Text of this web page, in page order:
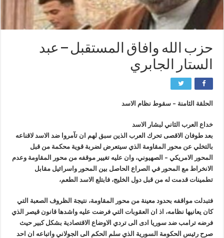
حزب الله وافاق المستقبل – عبد
الستار الجابري
الحلقة الثامنة – سقوط نظام الاسد
خداع العرب الثاني لبشار الاسد
بعد طوفان الاقصى تحرك العرب الذين سبق لهم ان تآمروا ضد الاسد لاقناعه
بالتخلي عن محور المقاومة الذي سيتعرض لضربة قوية محكمة من قبل
المحور الامريكي – الصهيوني، وان عليه تغيير موقفه من محور المقاومة وعدم
الانخراط مع المحور في الصراع الحاصل بين المحور واسرائيل مقابل
تطمينات قدمت له من قبل دول الخليج، فابتلع الاسد الطعم،
فتبدلت مواقفه بحدود معينة من محور المقاومة، نتيجة الظروف الصعبة التي
كان يعانيها نظامه، اذ ان العقوبات التي فرضت عليه واشدها قانون قيصر الذي
فرضه ترامب ضد سوريا ادى الى تردي الاوضاع الاقتصادية بشكل كبير حيث
صرح رئيس الحكومة السورية الذي سلم الحكم الى الجولاني واتباعه ان احد